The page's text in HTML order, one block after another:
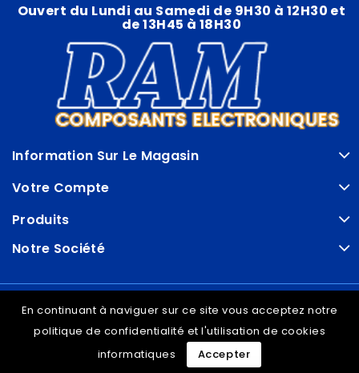
Ouvert du Lundi au Samedi de 9H30 à 12H30 et
de 13H45 à 18H30
Information Sur Le Magasin
Votre Compte
Produits
Notre Société
© VDRAM - 2026
En continuant à naviguer sur ce site vous acceptez notre
politique de confidentialité et l'utilisation de cookies
informatiques
Accepter